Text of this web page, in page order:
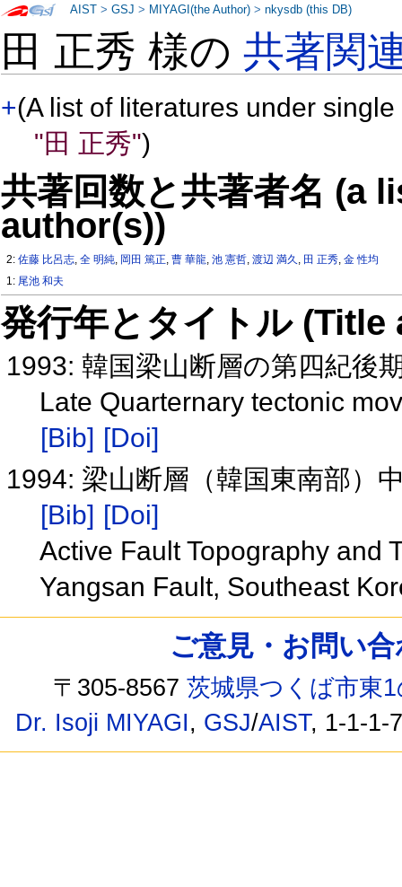
田 正秀 様の共著関
+(A list of literatures under
"田 正秀")
共著回数と共著者名 (a
author(s))
2:佐藤 比呂志,全 明純, 岡田 篤正,曹 華龍,池 憲哲,渡辺 満久 , 田 正秀,金 性均
1: 尾池 和夫
発行年とタイトル
1993: 韓国梁山断層の第四紀後
Late Quarternary tectonic
[Bib] [Doi]
1994: 梁山断層（韓国東南部）
[Bib] [Doi]
Active Fault Topography and
Yangsan Fault, Southeast
AIST >GSJ > MIYAGI(the Author) >nkysdb (this DB)
ご意見・お問い
〒305-8567茨城県つくば市東
Dr. Isoji MIYAGI, GSJ/AIST, 1-1-1-